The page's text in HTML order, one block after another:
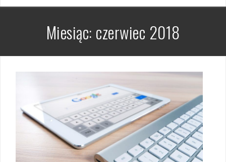
Miesiąc: czerwiec 2018